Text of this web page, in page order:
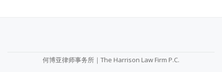
何博亚律师事务所｜The Harrison Law Firm P.C.